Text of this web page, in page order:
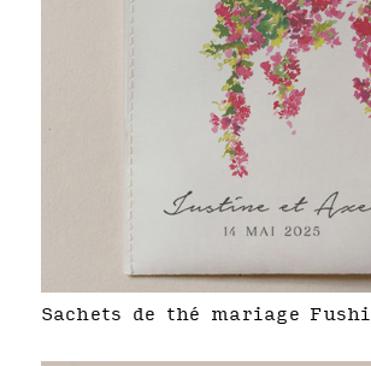
Sachets de thé mariage